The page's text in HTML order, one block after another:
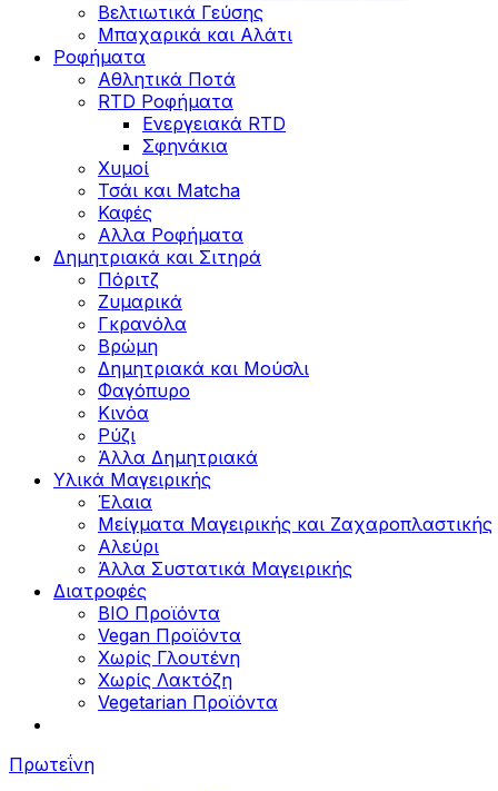
Bελτιωτικά Γεύσης
Μπαχαρικά και Αλάτι
Ροφήματα
Αθλητικά Ποτά
RTD Ροφήματα
Ενεργειακά RTD
Σφηνάκια
Χυμοί
Τσάι και Matcha
Καφές
Αλλα Ροφήματα
Δημητριακά και Σιτηρά
Πόριτζ
Ζυμαρικά
Γκρανόλα
Βρώμη
Δημητριακά και Μούσλι
Φαγόπυρο
Κινόα
Ρύζι
Άλλα Δημητριακά
Υλικά Μαγειρικής
Έλαια
Μείγματα Μαγειρικής και Ζαχαροπλαστικής
Αλεύρι
Άλλα Συστατικά Μαγειρικής
Διατροφές
BIO Προϊόντα
Vegan Προϊόντα
Χωρίς Γλουτένη
Χωρίς Λακτόζη
Vegetarian Προϊόντα
Πρωτεΐνη